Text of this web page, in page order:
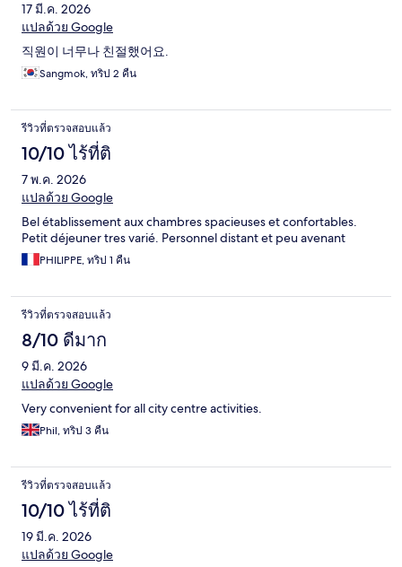
17 มี.ค. 2026
แปลด้วย Google
직원이 너무나 친절했어요.
Sangmok, ทริป 2 คืน
รีวิวที่ตรวจสอบแล้ว
10/10 ไร้ที่ติ
7 พ.ค. 2026
แปลด้วย Google
Bel établissement aux chambres spacieuses et confortables.
Petit déjeuner tres varié. Personnel distant et peu avenant
PHILIPPE, ทริป 1 คืน
รีวิวที่ตรวจสอบแล้ว
8/10 ดีมาก
9 มี.ค. 2026
แปลด้วย Google
Very convenient for all city centre activities.
Phil, ทริป 3 คืน
รีวิวที่ตรวจสอบแล้ว
10/10 ไร้ที่ติ
19 มี.ค. 2026
แปลด้วย Google